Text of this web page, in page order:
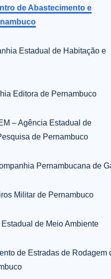
de Abastecimento e
Estadual de Habitação e
Editora de Pernambuco
– Agência Estadual de
de Pernambuco
Pernambucana de
Militar de Pernambuco
de Meio Ambiente
de Estradas de Rodagem